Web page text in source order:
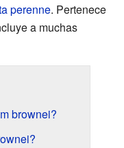
perenne. Pertenece
a muchas
brownei?